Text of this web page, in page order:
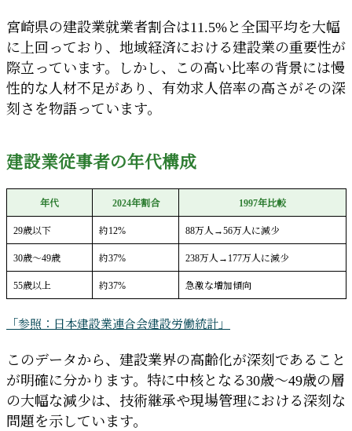
宮崎県の建設業就業者割合は11.5%と全国平均を大幅
に上回っており、地域経済における建設業の重要性が
際立っています。しかし、この高い比率の背景には慢
性的な人材不足があり、有効求人倍率の高さがその深
刻さを物語っています。
建設業従事者の年代構成
年代 2024年割合 1997年比較
29歳以下 約12% 88万人→56万人に減少
30歳～49歳 約37% 238万人→177万人に減少
55歳以上 約37% 急激な増加傾向
「参照：日本建設業連合会建設労働統計」
このデータから、建設業界の高齢化が深刻であること
が明確に分かります。特に中核となる30歳～49歳の層
の大幅な減少は、技術継承や現場管理における深刻な
問題を示しています。